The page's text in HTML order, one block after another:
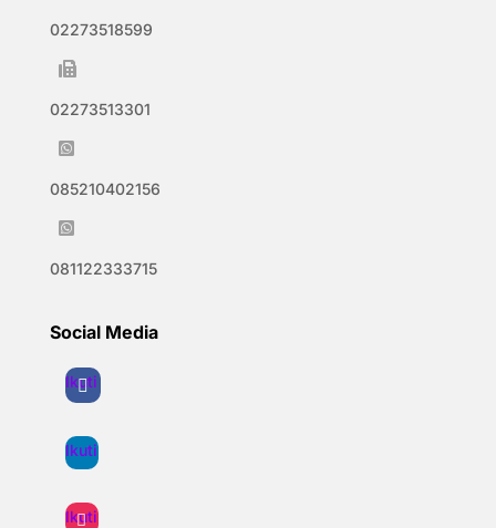
02273518599

02273513301

085210402156

081122333715
Social Media
Ikuti
Ikuti
Ikuti